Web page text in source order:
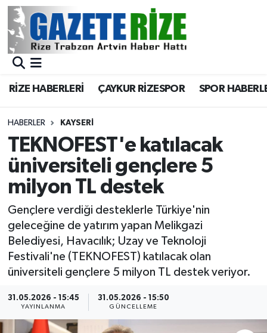
RİZE HABERLERİ ÇAYKUR RİZESPOR SPOR
HABERLER KAYSERI
TEKNOFEST'e katılacak
üniversiteli gençlere 5
milyon TL destek
Gençlere verdiği desteklerle Türkiye'nin
geleceğine de yatırım yapan Melikgazi
Belediyesi, Havacılık; Uzay ve Teknoloji
Festivali'ne (TEKNOFEST) katılacak olan
üniversiteli gençlere 5 milyon TL destek veriyor.
31.05.2026 - 15:45
YAYINLANMA
31.05.2026 - 15:50
GÜNCELLEME
BÖLGEMİZ
Asayiş
Rize Jandarma Komutanlığı
Bilim Teknoloji
Bölge
Advertising news
Canlı Maç
Dış Haberler
Merkez Nöbetçi Eczaneler
Merkez Trafik Yoğunluk Haritası
Süper Lig Puan Durumu ve Fikstür
Tüm Manşetler
Son Dakika Haberleri
Haber Arşivi